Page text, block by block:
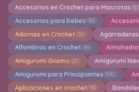
Accesorios en Crochet para Mascotas 57
Accesorios para bebes 62
Adornos en Crochet 20
Alfombras en Crochet 99
Amigurumi Gnomo 20 Amigurumi
Amigurumi para Principiantes 542
Aplicaciones en crochet 60